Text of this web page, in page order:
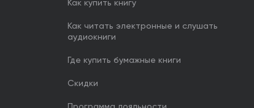
Как купить книгу
Как читать электронные и слушать
аудиокниги
Где купить бумажные книги
Скидки